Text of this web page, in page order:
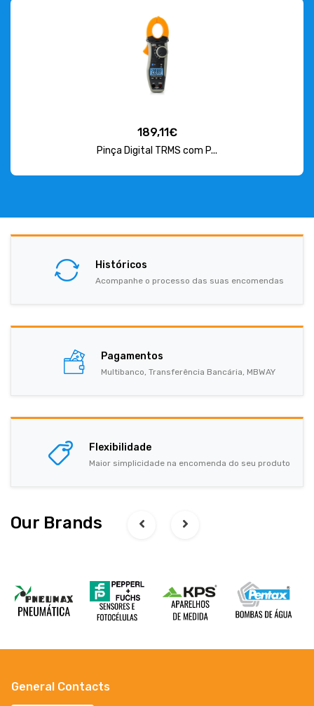
189,11€
Pinça Digital TRMS com P...
Históricos
Acompanhe o processo das suas encomendas
Pagamentos
Multibanco, Transferência Bancária, MBWAY
Flexibilidade
Maior simplicidade na encomenda do seu produto
Our Brands
General Contacts